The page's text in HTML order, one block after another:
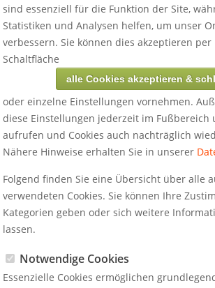
vernetzt
Frankreich,
Netzwerk für
sind essenziell für die Funktion der Site,
Statistiken und Analysen helfen, um unser
verbessern. Sie können dies akzeptieren per
Schaltfläche
alle Cookies akzeptieren &
oder einzelne Einstellungen vornehmen.
diese Einstellungen jederzeit im Fußbereich
aufrufen und Cookies auch nachträglich
Nähere Hinweise erhalten Sie in unserer
Folgend finden Sie eine Übersicht über alle
verwendeten Cookies. Sie können Ihre
Kategorien geben oder sich weitere
lassen.
Notwendige Cookies
Essenzielle Cookies ermöglichen